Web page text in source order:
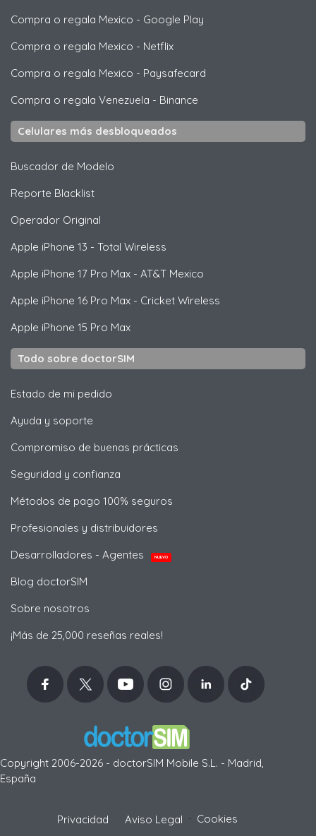
Compra o regala Mexico - Google Play
Compra o regala Mexico - Netflix
Compra o regala Mexico - Paysafecard
Compra o regala Venezuela - Binance
Celulares más desbloqueados
Buscador de Modelo
Reporte Blacklist
Operador Original
Apple iPhone 13 - Total Wireless
Apple iPhone 17 Pro Max - AT&T Mexico
Apple iPhone 16 Pro Max - Cricket Wireless
Apple iPhone 15 Pro Max
Todo sobre doctorSIM
Estado de mi pedido
Ayuda y soporte
Compromiso de buenas prácticas
Seguridad y confianza
Métodos de pago 100% seguros
Profesionales y distribuidores
Desarrolladores - Agentes
NUEVO
Blog doctorSIM
Sobre nosotros
¡Más de 25,000 reseñas reales!
Copyright 2006-2026 - doctorSIM Mobile S.L. - Madrid,
España
Privacidad Aviso Legal Cookies